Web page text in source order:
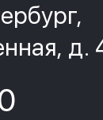
д.